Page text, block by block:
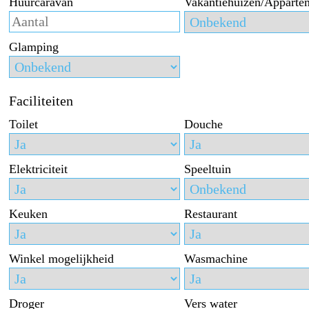
Glamping
Faciliteiten
Toilet Douche
Elektriciteit Speeltuin
Keuken Restaurant
Winkel mogelijkheid Wasmachine
Droger Vers water